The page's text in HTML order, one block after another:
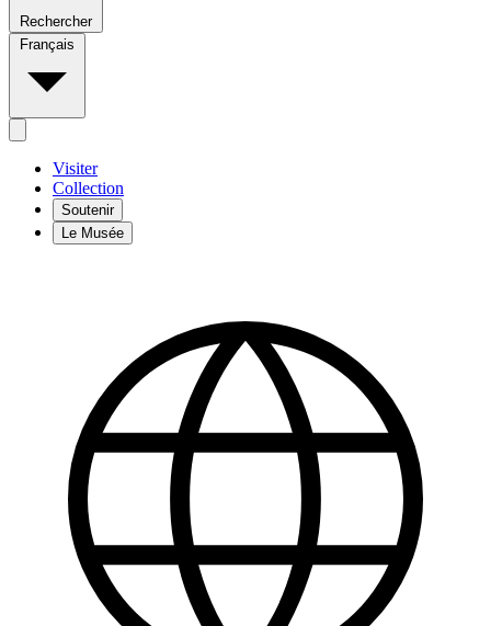
Rechercher
Français
Visiter
Collection
Soutenir
Le Musée